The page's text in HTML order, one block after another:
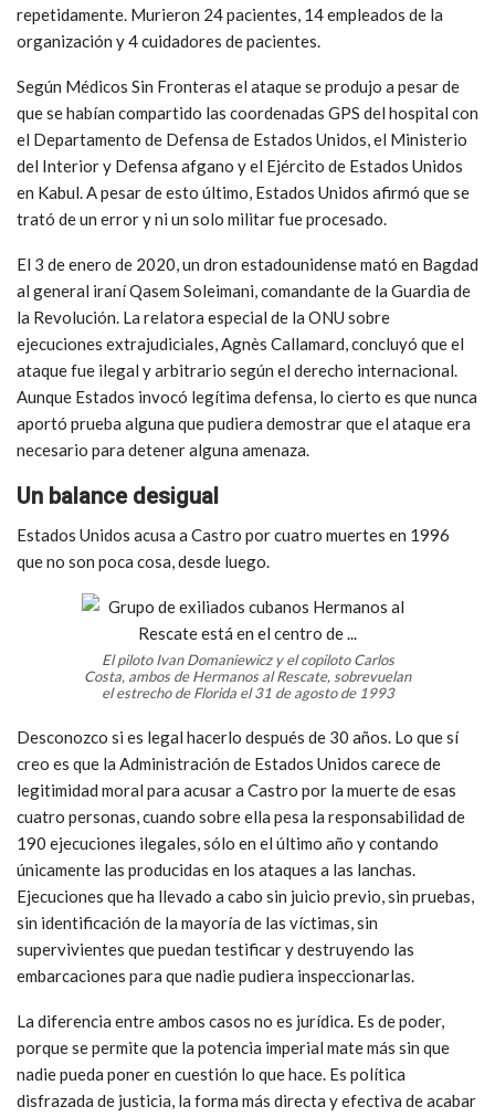
repetidamente. Murieron 24 pacientes, 14 empleados de la
organización y 4 cuidadores de pacientes.
Según Médicos Sin Fronteras el ataque se produjo a pesar de
que se habían compartido las coordenadas GPS del hospital con
el Departamento de Defensa de Estados Unidos, el Ministerio
del Interior y Defensa afgano y el Ejército de Estados Unidos
en Kabul. A pesar de esto último, Estados Unidos afirmó que se
trató de un error y ni un solo militar fue procesado.
El 3 de enero de 2020, un dron estadounidense mató en Bagdad
al general iraní Qasem Soleimani, comandante de la Guardia de
la Revolución. La relatora especial de la ONU sobre
ejecuciones extrajudiciales, Agnès Callamard, concluyó que el
ataque fue ilegal y arbitrario según el derecho internacional.
Aunque Estados invocó legítima defensa, lo cierto es que nunca
aportó prueba alguna que pudiera demostrar que el ataque era
necesario para detener alguna amenaza.
Un balance desigual
Estados Unidos acusa a Castro por cuatro muertes en 1996
que no son poca cosa, desde luego.
El piloto Ivan Domaniewicz y el copiloto Carlos
Costa, ambos de Hermanos al Rescate, sobrevuelan
el estrecho de Florida el 31 de agosto de 1993
Desconozco si es legal hacerlo después de 30 años. Lo que sí
creo es que la Administración de Estados Unidos carece de
legitimidad moral para acusar a Castro por la muerte de esas
cuatro personas, cuando sobre ella pesa la responsabilidad de
190 ejecuciones ilegales, sólo en el último año y contando
únicamente las producidas en los ataques a las lanchas.
Ejecuciones que ha llevado a cabo sin juicio previo, sin pruebas,
sin identificación de la mayoría de las víctimas, sin
supervivientes que puedan testificar y destruyendo las
embarcaciones para que nadie pudiera inspeccionarlas.
La diferencia entre ambos casos no es jurídica. Es de poder,
porque se permite que la potencia imperial mate más sin que
nadie pueda poner en cuestión lo que hace. Es política
disfrazada de justicia, la forma más directa y efectiva de acabar